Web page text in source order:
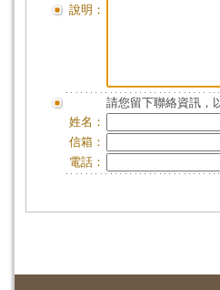
說明：
請您留下聯絡資訊，
姓名：
信箱：
電話：